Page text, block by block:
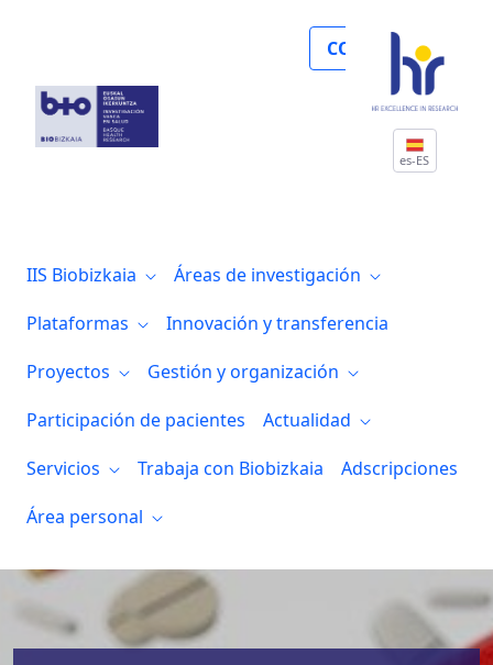
COLABORA
es-ES
IIS Biobizkaia
Áreas de investigación
Plataformas
Innovación y transferencia
Proyectos
Gestión y organización
Participación de pacientes
Actualidad
Servicios
Trabaja con Biobizkaia
Adscripciones
Área personal